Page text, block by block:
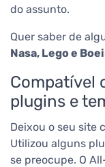
do assunto.
Quer saber de
Nasa, Lego e
Compatível
plugins e
Deixou o seu site
Utilizou alguns
se preocupe. O